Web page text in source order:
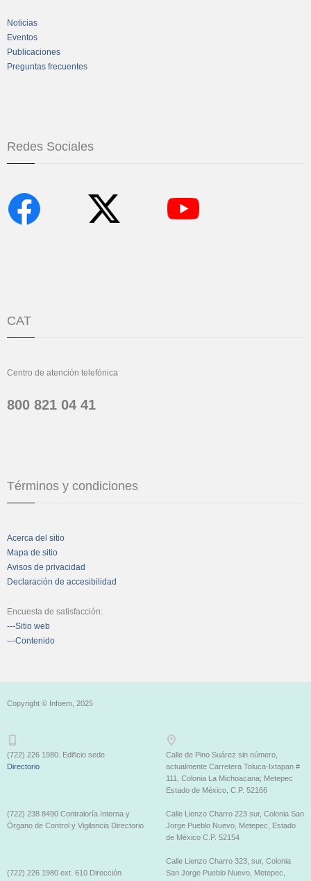
Noticias
Eventos
Publicaciones
Preguntas frecuentes
Redes Sociales
CAT
Centro de atención telefónica
800 821 04 41
Términos y condiciones
Acerca del sitio
Mapa de sitio
Avisos de privacidad
Declaración de accesibilidad
Encuesta de satisfacción:
---Sitio web
---Contenido
Copyright © Infoem, 2025
(722) 226 1980. Edificio sede
Directorio
(722) 238 8490 Contraloría Interna y
Órgano de Control y Vigilancia Directorio
(722) 226 1980 ext. 610 Dirección
Calle de Pino Suárez sin número,
actualmente Carretera Toluca-Ixtapan #
111, Colonia La Michoacana; Metepec
Estado de México, C.P. 52166
Calle Lienzo Charro 223 sur, Colonia San
Jorge Pueblo Nuevo, Metepec, Estado
de México C.P. 52154
Calle Lienzo Charro 323, sur, Colonia
San Jorge Pueblo Nuevo, Metepec,